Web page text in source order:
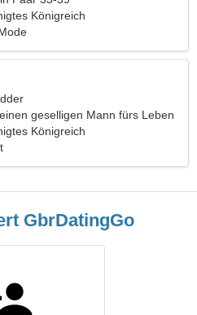
Königreich
geselligen Mann fürs Leben
Königreich
GbrDatingGo